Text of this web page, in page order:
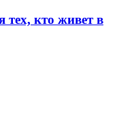
тех, кто живет в